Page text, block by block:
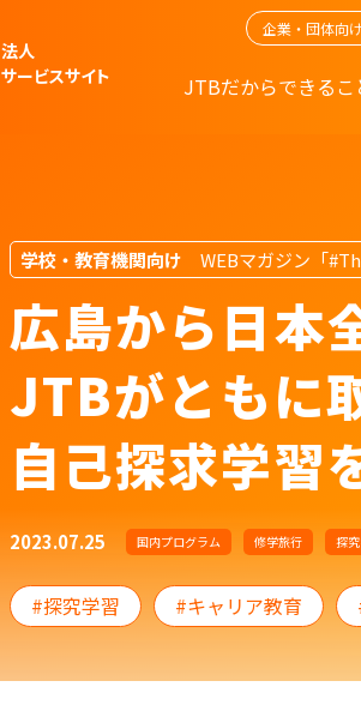
法人
サービスサイト
企業・団体向け
JTBだからできるこ
学校・教育機関向け WEBマガジン「
広島から日本
JTBがともに
自己探求学習
2023.07.25 国内プログラム 修学旅行 探
探究学習 キャリア教育